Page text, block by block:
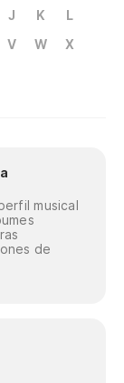
J K
L
V W
X
musical
de